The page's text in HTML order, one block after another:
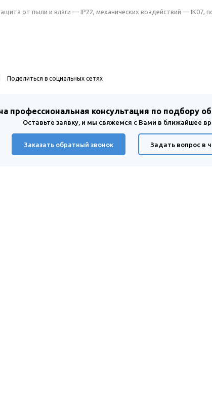
от пыли и влаги — IP22, механических воздействий — IK07,
Поделиться в социальных сетях
профессиональная консультация по подбору
Оставьте заявку, и мы свяжемся с Вами в ближайшее
Заказать обратный звонок Задать вопрос в